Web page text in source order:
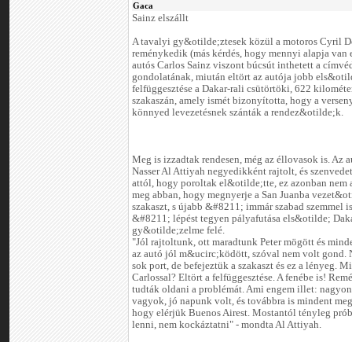
Gaca
Sainz elszállt
A tavalyi gy&otilde;ztesek közül a motoros Cyril
reménykedik (más kérdés, hogy mennyi alapja van
autós Carlos Sainz viszont búcsút inthetett a
gondolatának, miután eltört az autója jobb
felfüggesztése a Dakar-rali csütörtöki, 622
szakaszán, amely ismét bizonyította, hogy a
könnyed levezetésnek szánták a rendez&otilde;k.
Meg is izzadtak rendesen, még az éllovasok is. Az
Nasser Al Attiyah negyedikként rajtolt, és
attól, hogy poroltak el&otilde;tte, ez azonban nem
meg abban, hogy megnyerje a San Juanba
szakaszt, s újabb &#8211; immár szabad szemmel
&#8211; lépést tegyen pályafutása els&otilde;
gy&otilde;zelme felé.
"Jól rajtoltunk, ott maradtunk Peter mögött és
az autó jól m&ucirc;ködött, szóval nem volt gond.
sok port, de befejeztük a szakaszt és ez a lényeg.
Carlossal? Eltört a felfüggesztése. A fenébe is!
tudták oldani a problémát. Ami engem illet:
vagyok, jó napunk volt, és továbbra is mindent
hogy elérjük Buenos Airest. Mostantól tényleg
lenni, nem kockáztatni" - mondta Al Attiyah.